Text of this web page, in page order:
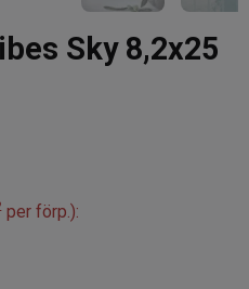
Sky 8,2x25
per förp.):